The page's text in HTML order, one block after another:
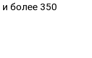
и более 350